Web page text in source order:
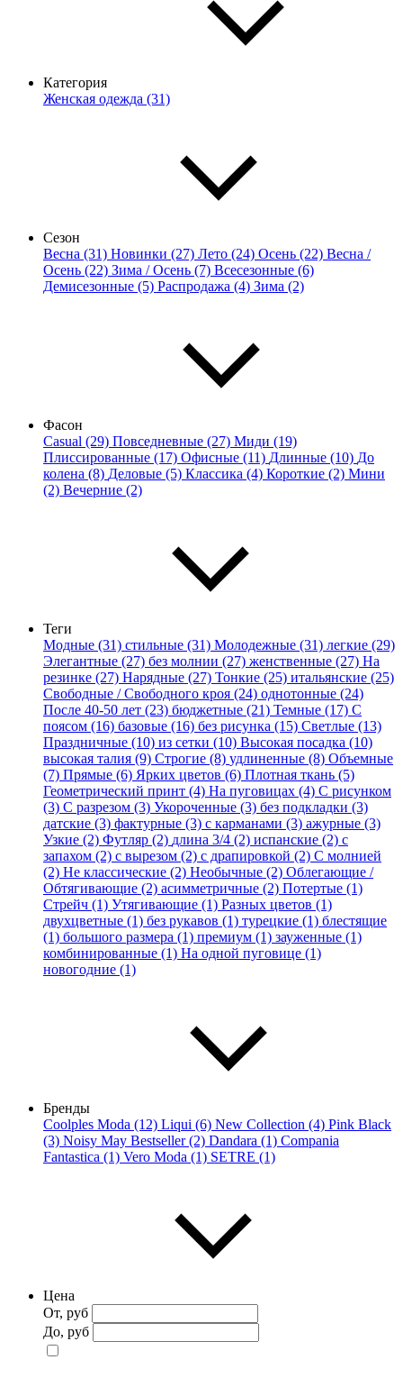
Категория
Женская одежда (31)
Сезон
Весна (31) Новинки (27) Лето (24) Осень (22) Весна /
Осень (22) Зима / Осень (7) Всесезонные (6)
Демисезонные (5) Распродажа (4) Зима (2)
Фасон
Casual (29) Повседневные (27) Миди (19)
Плиссированные (17) Офисные (11) Длинные (10) До
колена (8) Деловые (5) Классика (4) Короткие (2) Мини
(2) Вечерние (2)
Теги
Модные (31) стильные (31) Молодежные (31) легкие (29)
Элегантные (27) без молнии (27) женственные (27) На
резинке (27) Нарядные (27) Тонкие (25) итальянские (25)
Свободные / Свободного кроя (24) однотонные (24)
После 40-50 лет (23) бюджетные (21) Темные (17) С
поясом (16) базовые (16) без рисунка (15) Светлые (13)
Праздничные (10) из сетки (10) Высокая посадка (10)
высокая талия (9) Строгие (8) удлиненные (8) Объемные
(7) Прямые (6) Ярких цветов (6) Плотная ткань (5)
Геометрический принт (4) На пуговицах (4) С рисунком
(3) С разрезом (3) Укороченные (3) без подкладки (3)
датские (3) фактурные (3) с карманами (3) ажурные (3)
Узкие (2) Футляр (2) длина 3/4 (2) испанские (2) с
запахом (2) с вырезом (2) с драпировкой (2) С молнией
(2) Не классические (2) Необычные (2) Облегающие /
Обтягивающие (2) асимметричные (2) Потертые (1)
Стрейч (1) Утягивающие (1) Разных цветов (1)
двухцветные (1) без рукавов (1) турецкие (1) блестящие
(1) большого размера (1) премиум (1) зауженные (1)
комбинированные (1) На одной пуговице (1)
новогодние (1)
Бренды
Coolples Moda (12) Liqui (6) New Collection (4) Pink Black
(3) Noisy May Bestseller (2) Dandara (1) Compania
Fantastica (1) Vero Moda (1) SETRE (1)
Цена
От, руб
До, руб